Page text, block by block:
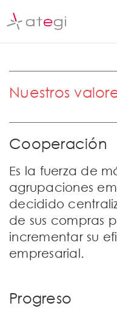
Nuestros
Cooperación
Es la fuerza de
agrupaciones
decidido
de sus compras
incrementar su
empresarial.
Progreso